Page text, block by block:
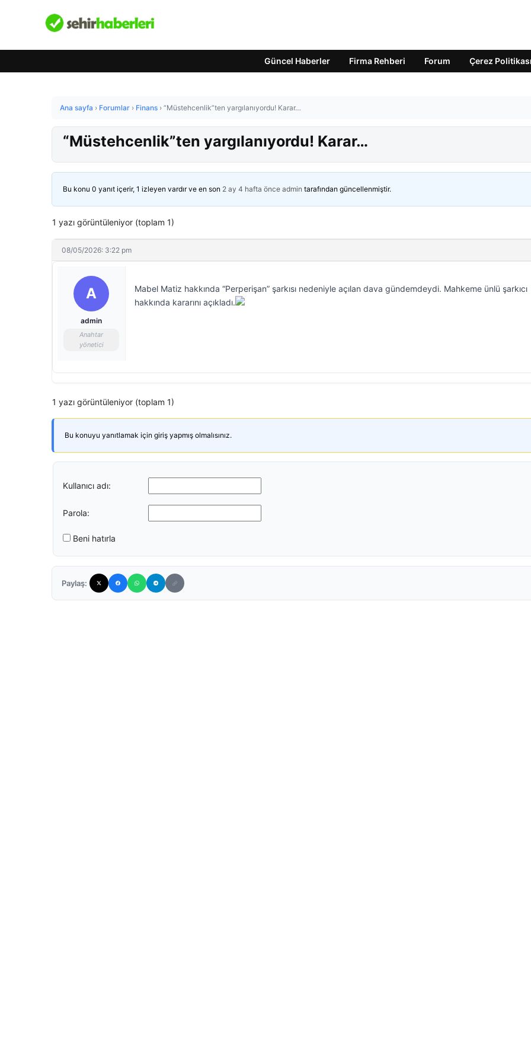
Güncel Haberler Firma Rehberi Forum Çerez Politikası
Ana sayfa › Forumlar › Finans › “Müstehcenlik”ten yargılanıyordu! Karar…
“Müstehcenlik”ten yargılanıyordu! Karar…
Bu konu 0 yanıt içerir, 1 izleyen vardır ve en son 2 ay 4 hafta önce admin tarafından güncellenmiştir.
1 yazı görüntüleniyor (toplam 1)
08/05/2026: 3:22 pm
A
admin
Anahtar
yönetici
Mabel Matiz hakkında “Perperişan” şarkısı nedeniyle açılan dava gündemdeydi. Mahkeme ünlü şarkıcı
hakkında kararını açıkladı.
1 yazı görüntüleniyor (toplam 1)
Bu konuyu yanıtlamak için giriş yapmış olmalısınız.
Kullanıcı adı:
Parola:
Beni hatırla
Paylaş: